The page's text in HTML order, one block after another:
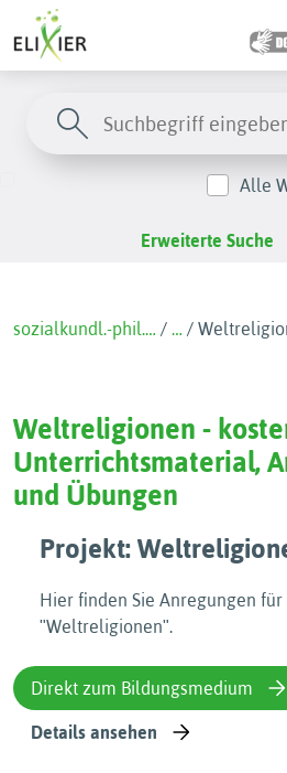
Alle
Erweiterte Suche
sozialkundl.-phil.… / … /
Weltreligionen -
Unterrichtsmaterial,
und Übungen
Projekt:
Hier finden Sie Anregungen
ʺWeltreligionenʺ.
Direkt zum Bildungsmedium
Details ansehen